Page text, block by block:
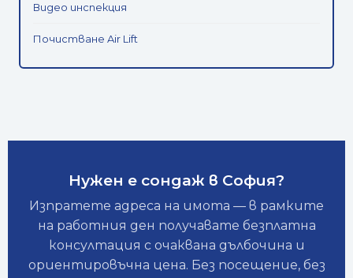
Видео инспекция
Почистване Air Lift
Нужен е сондаж в София?
Изпратете адреса на имота — в рамките
на работния ден получавате безплатна
консултация с очаквана дълбочина и
ориентировъчна цена. Без посещение, без